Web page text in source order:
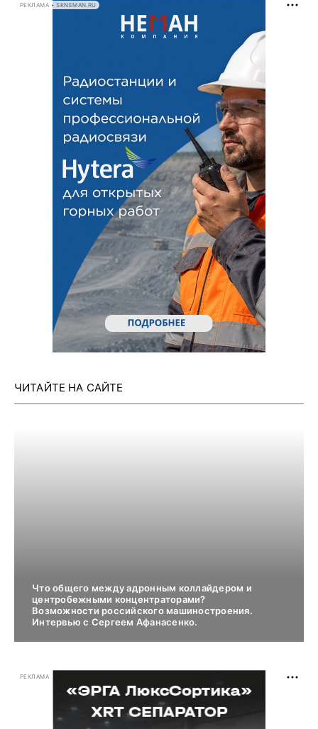
РЕКЛАМА • SKNEMAN.RU
ЧИТАЙТЕ НА САЙТЕ
Что общего между адронным коллайдером и
центробежными концентраторами?
Возможности российского машиностроения.
Интервью с Сергеем Афанасенко.
РЕКЛАМА